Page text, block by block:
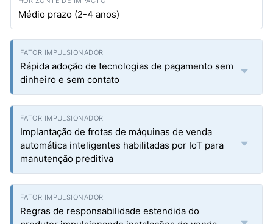
Médio prazo (2-4 anos)
Rápida adoção de tecnologias de pagamento sem
dinheiro e sem contato
Implantação de frotas de máquinas de venda
automática inteligentes habilitadas por IoT para
manutenção preditiva
Regras de responsabilidade estendida do